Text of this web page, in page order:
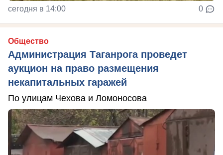
сегодня в 14:00 0
Общество
Администрация Таганрога проведет
аукцион на право размещения
некапитальных гаражей
По улицам Чехова и Ломоносова